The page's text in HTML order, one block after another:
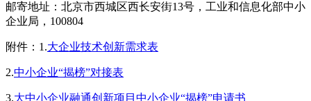
邮寄地址：北京市西城区西长安街13号，工业和信息化部中小
企业局，100804
附件：1.大企业技术创新需求表
2.中小企业“揭榜”对接表
3.大中小企业融通创新项目中小企业“揭榜”申请书